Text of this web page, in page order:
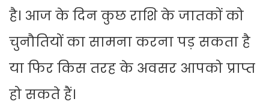
है। आज के दिन कुछ राशि के जातकों को
चुनौतियों का सामना करना पड़ सकता है
या फिर किस तरह के अवसर आपको प्राप्त
हो सकते हैं।